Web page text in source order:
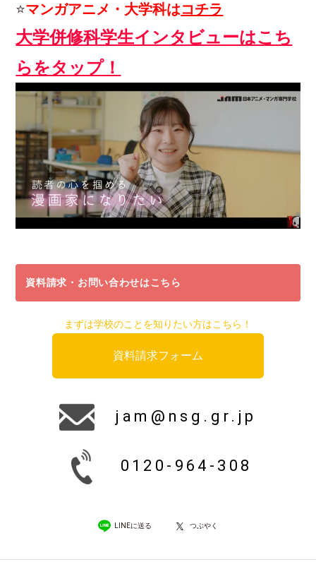
⭐マンガアニメ・大学科はコチラ
大学併修科学生インタビューはこち
らをタップ！
資料請求・お問い合わせはこちら
まずは学校のことを知りたい方はこちら！
資料請求フォーム
jam@nsg.gr.jp
0120-964-308
LINEに送る つぶやく